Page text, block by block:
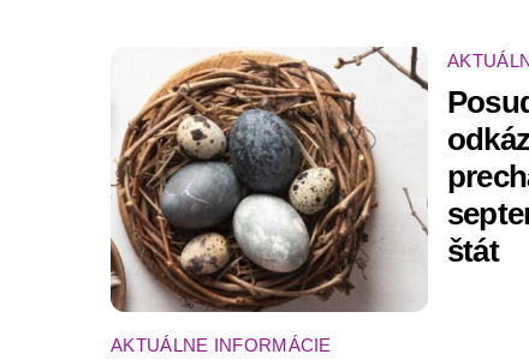
AKTUÁLNE INFORMÁCIE
štát